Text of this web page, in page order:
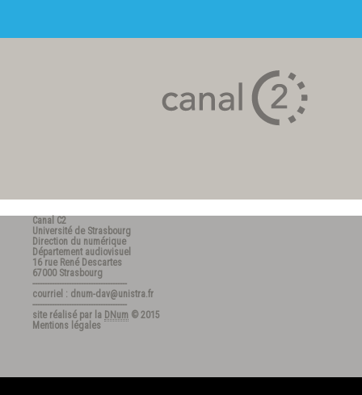
Canal C2
Université de Strasbourg
Direction du numérique
Département audiovisuel
16 rue René Descartes
67000 Strasbourg
---------------------------------------
courriel : dnum-dav@unistra.fr
---------------------------------------
site réalisé par la DNum © 2015
Mentions légales